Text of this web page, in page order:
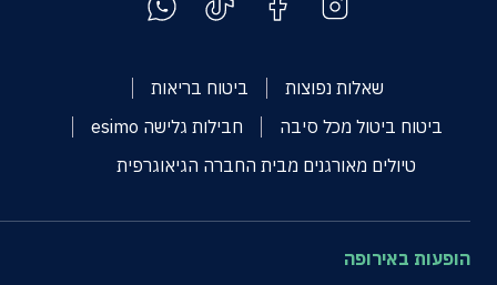
שאלות נפוצות
ביטוח בריאות
ביטוח ביטול מכל סיבה
חבילות גלישה esimo
טיולים מאורגנים מבית החברה הגיאוגרפית
הופעות באירופה